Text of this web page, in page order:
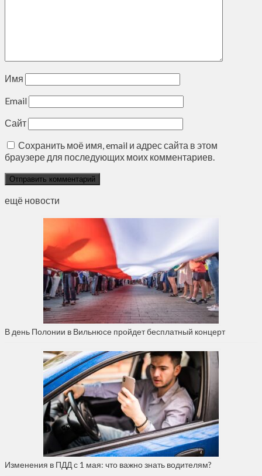
Имя
Email
Сайт
Сохранить моё имя, email и адрес сайта в этом
браузере для последующих моих комментариев.
ещё новости
В день Полонии в Вильнюсе пройдет бесплатный концерт
Изменения в ПДД с 1 мая: что важно знать водителям?